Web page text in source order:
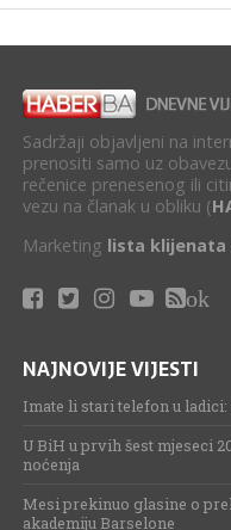
Sadržaji objavljeni na
prenositi samo uz
rečenice prenesenog ili
vezu na članak u obliku (
Marketing lista klijenata
ok
NAJNOVIJE VIJESTI
Imate li stari telefon u
U BiH u prvih šest mjeseci
noćenja
Mesi prekinuo glasine o
akademiju Barselone